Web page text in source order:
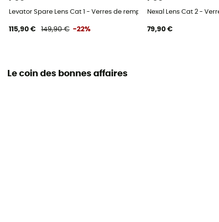
Levator Spare Lens Cat 1 - Verres de remplacement
115,90 € 149,90 € -22%
Nexal Lens Cat 2 -
79,90 €
Le coin des bonnes affaires